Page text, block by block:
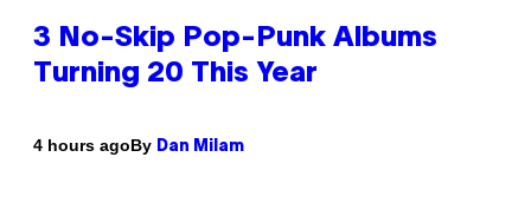
3 No-Skip Pop-Punk Albums
Turning 20 This Year
4 hours agoBy Dan Milam